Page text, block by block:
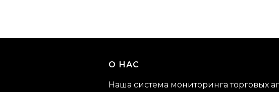
О НАС
Наша система мониторинга торговых